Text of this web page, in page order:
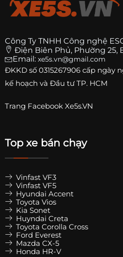
Công Ty TNHH Công nghệ
Điện Biên Phủ, Phường 25,
Email: xe5s.vn@gmail.com
ĐKKD số 0315267906 cấp ngày
kế hoạch và Đầu tư TP. HCM
Trang Facebook Xe5s.VN
Top xe bán chạy
Vinfast VF3
Vinfast VF5
Hyundai Accent
Toyota Vios
Kia Sonet
Huyndai Creta
Toyota Corolla Cross
Ford Everest
Mazda CX-5
Honda HR-V